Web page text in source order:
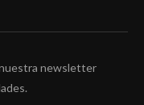
nuestra newsletter